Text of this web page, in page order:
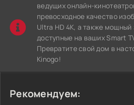
ведущих онлайн-
превосходное качество
Ultra HD 4K, а также мощный
доступные на ваших Smart
Превратите свой дом в
Kinogo!
Рекомендуем: